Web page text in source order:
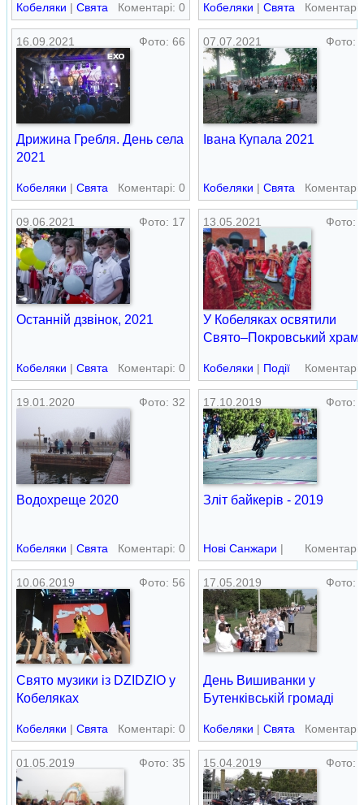
Коментарі: 0
Кобеляки | Свята Кобеляки | Свята
16.09.2021 Фото: 66
Дрижина Гребля. День села
2021
Коментарі: 0
Кобеляки | Свята
07.07.2021 Фото:
Івана Купала 2021
Кобеляки | Свята
09.06.2021 Фото: 17
Останній дзвінок, 2021
Коментарі: 0
Кобеляки | Свята
13.05.2021 Фото:
У Кобеляках освятили
Свято–Покровський храм
Кобеляки | Події
19.01.2020 Фото: 32
Водохреще 2020
Коментарі: 0
Кобеляки | Свята
17.10.2019 Фото:
Зліт байкерів - 2019
Нові Cанжари |
Свята
10.06.2019
Фото: 56
Свято музики із DZIDZIO у
Кобеляках
Коментарі: 0
Кобеляки | Свята
17.05.2019 Фото:
День Вишиванки у
Бутенківській громаді
Кобеляки | Свята
01.05.2019 Фото: 35 15.04.2019 Фото: